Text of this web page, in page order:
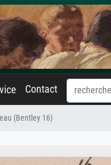
Contact
(Bentley 16)